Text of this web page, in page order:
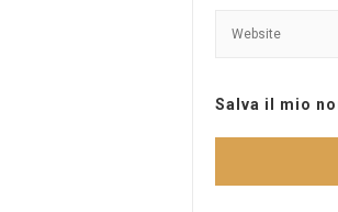
Salva il mio